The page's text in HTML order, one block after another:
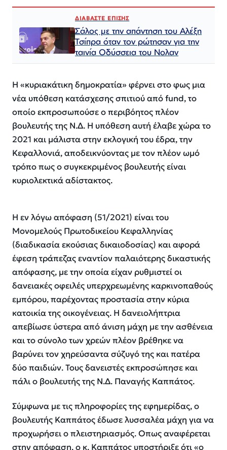
ΔΙΑΒΑΣΤΕ ΕΠΙΣΗΣ
Σάλος με την απάντηση του Αλέξη
Τσίπρα όταν τον ρώτησαν για την
ταινία Οδύσσεια του Νολαν
Η «κυριακάτικη δημοκρατία» φέρνει στο φως μια
νέα υπόθεση κατάσχεσης σπιτιού από fund, το
οποίο εκπροσωπούσε ο περιβόητος πλέον
βουλευτής της Ν.Δ. Η υπόθεση αυτή έλαβε χώρα το
2021 και μάλιστα στην εκλογική του έδρα, την
Κεφαλλονιά, αποδεικνύοντας με τον πλέον ωμό
τρόπο πως ο συγκεκριμένος βουλευτής είναι
κυριολεκτικά αδίστακτος.
Η εν λόγω απόφαση (51/2021) είναι του
Μονομελούς Πρωτοδικείου Κεφαλληνίας
(διαδικασία εκούσιας δικαιοδοσίας) και αφορά
έφεση τράπεζας εναντίον παλαιότερης δικαστικής
απόφασης, με την οποία είχαν ρυθμιστεί οι
δανειακές οφειλές υπερχρεωμένης καρκινοπαθούς
εμπόρου, παρέχοντας προστασία στην κύρια
κατοικία της οικογένειας. Η δανειολήπτρια
απεβίωσε ύστερα από άνιση μάχη με την ασθένεια
και το σύνολο των χρεών πλέον βρέθηκε να
βαρύνει τον χηρεύσαντα σύζυγό της και πατέρα
δύο παιδιών. Τους δανειστές εκπροσώπησε και
πάλι ο βουλευτής της Ν.Δ. Παναγής Καππάτος.
Σύμφωνα με τις πληροφορίες της εφημερίδας, ο
βουλευτής Καππάτος έδωσε λυσσαλέα μάχη για να
προχωρήσει ο πλειστηριασμός. Οπως αναφέρεται
στην απόφαση, ο κ. Καππάτος υποστήριξε ότι «ο